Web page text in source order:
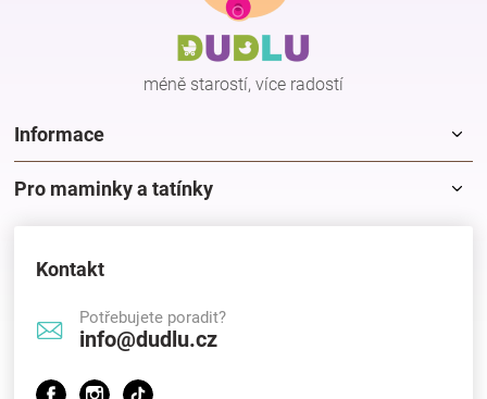
méně starostí, více radostí
Informace
Pro maminky a tatínky
Kontakt
Potřebujete poradit?
info@dudlu.cz